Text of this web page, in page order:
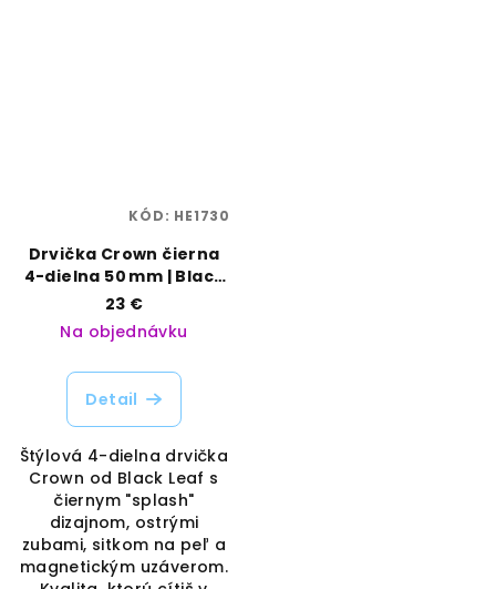
Drvička Crown čierna
4-dielna 50 mm | Black
Leaf | Vaporama
23 €
Na objednávku
Detail
Štýlová 4-dielna drvička
Crown od Black Leaf s
čiernym "splash"
dizajnom, ostrými
zubami, sitkom na peľ a
magnetickým uzáverom.
KÓD: HE1730